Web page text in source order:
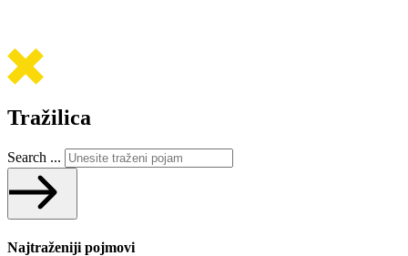
Tražilica
Search ...
Najtraženiji pojmovi